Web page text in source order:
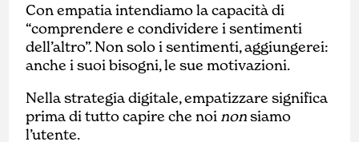
Con empatia intendiamo la capacità di
“comprendere e condividere i sentimenti
dell’altro”. Non solo i sentimenti, aggiungerei:
anche i suoi bisogni, le sue motivazioni.
Nella strategia digitale, empatizzare significa
prima di tutto capire che noi nonsiamo
l’utente.